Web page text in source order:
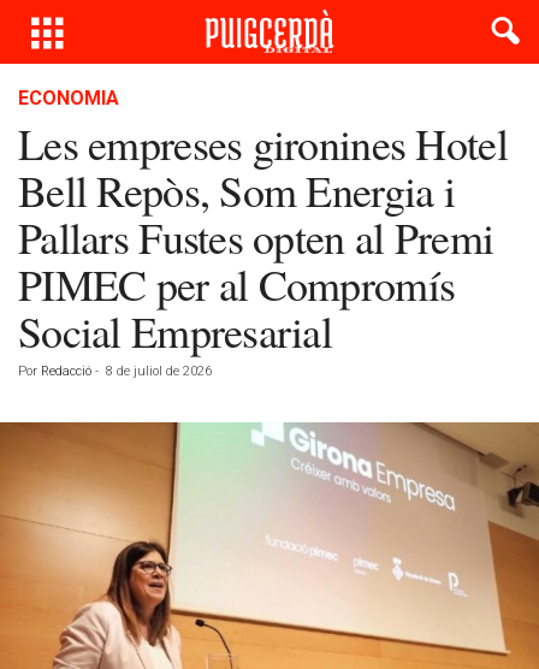
ECONOMIA
Les empreses gironines Hotel
Bell Repòs, Som Energia i
Pallars Fustes opten al Premi
PIMEC per al Compromís
Social Empresarial
Por Redacció - 8 de juliol de 2026